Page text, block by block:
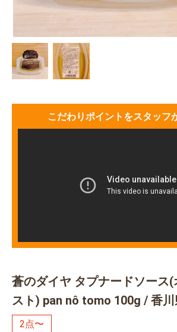
こだわりポイントをスタッフ
蒼のダイヤ タプナードソース
スト) pan nô tomo 100g / 香
2点〜